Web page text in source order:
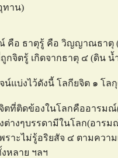
ทาน)
คือ ธาตุรู้ คือ วิญญาณธา
กจิตรู้ เกิดจากธาตุ ๔ (ดิน น้
แบ่งไว้ดังนี้ โลกียจิต ๑ โล
ที่ติดข้องในโลกคืออารมณ์
งๆบรรดามีในโลก(อารม
ราะไม่รู้อริยสัจ ๔ ตามควา
หลาย ฯลฯ